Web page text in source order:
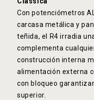
Con potenciómetros
carcasa metálica y
teñida, el R4 irradia
complementa
construcción interna
alimentación externa
con bloqueo
superior.